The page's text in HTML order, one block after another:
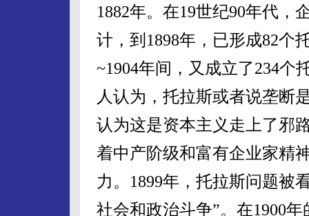
1882年。在19世纪90年代，
计，到1898年，已形成82个
~1904年间，又成立了234个
人认为，托拉斯或者说垄断
认为这是资本主义走上了邪
着中产阶级和富有企业家精
力。1899年，托拉斯问题被
社会和政治斗争”。在1900